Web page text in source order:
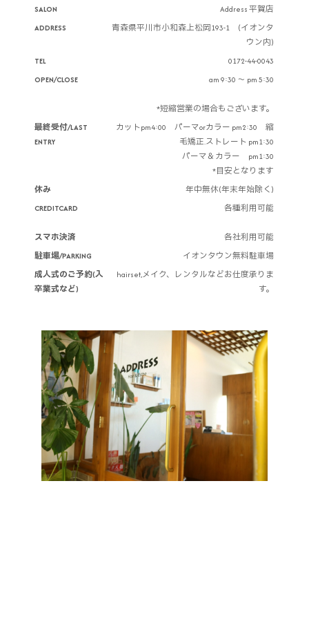
SALON
Address 平賀店
ADDRESS
青森県平川市小和森上松岡193-1 (イオンタ
ウン内)
TEL
0172-44-0043
OPEN/CLOSE
am 9:30 ～ pm 5:30
*短縮営業の場合もございます。
最終受付/LAST
ENTRY
カットpm4:00 パーマorカラー pm2:30 縮
毛矯正.ストレート pm1:30
パーマ＆カラー pm1:30
*目安となります
休み
年中無休(年末年始除く)
CREDITCARD
スマホ決済
各種利用可能
各社利用可能
駐車場/PARKING
イオンタウン無料駐車場
成人式のご予約(入
卒業式など)
hairset,メイク、レンタルなどお仕度承りま
す。